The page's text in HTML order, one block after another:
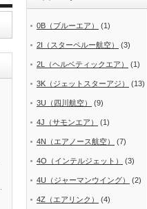
0B（ブルーエア） (1)
2I（スターペルー航空） (3)
2L（ヘルベティックエア） (1)
3K（ジェットスターアジ） (13)
3U（四川航空） (9)
4J（サモンエア） (1)
4N（エアノース航空） (7)
4O（インテルジェット） (3)
4U（ジャーマンウイング） (2)
4Z（エアリンク） (4)